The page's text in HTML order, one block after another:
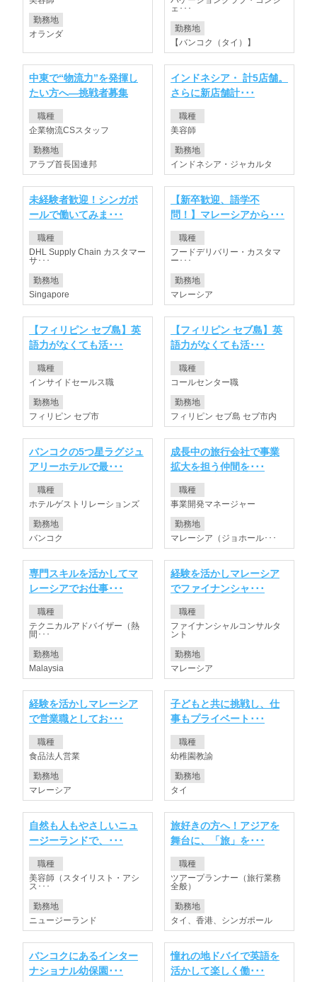
勤務地
オランダ
ェ･･･
勤務地
【バンコク（タイ）】
中東で“物流力”を発揮し
たい方へ—挑戦者募集
職種
企業物流CSスタッフ
勤務地
アラブ首長国連邦
インドネシア・ 計5店舗。
さらに新店舗計･･･
職種
美容師
勤務地
インドネシア・ジャカルタ
未経験者歓迎！シンガポ
ールで働いてみま･･･
職種
DHL Supply Chain カスタマー
サ･･･
勤務地
Singapore
【新卒歓迎、語学不
問！】マレーシアから･･･
職種
フードデリバリー・カスタマ
ー･･･
勤務地
マレーシア
【フィリピン セブ島】英
語力がなくても活･･･
職種
インサイドセールス職
勤務地
フィリピン セブ市
【フィリピン セブ島】英
語力がなくても活･･･
職種
コールセンター職
勤務地
フィリピン セブ島 セブ市内
バンコクの5つ星ラグジュ
アリーホテルで最･･･
職種
ホテルゲストリレーションズ
勤務地
バンコク
成長中の旅行会社で事業
拡大を担う仲間を･･･
職種
事業開発マネージャー
勤務地
マレーシア（ジョホール･･･
専門スキルを活かしてマ
レーシアでお仕事･･･
職種
テクニカルアドバイザー（熱
間･･･
勤務地
Malaysia
経験を活かしマレーシア
でファイナンシャ･･･
職種
ファイナンシャルコンサルタ
ント
勤務地
マレーシア
経験を活かしマレーシア
で営業職としてお･･･
職種
食品法人営業
勤務地
マレーシア
子どもと共に挑戦し、仕
事もプライベート･･･
職種
幼稚園教諭
勤務地
タイ
自然も人もやさしいニュ
ージーランドで、･･･
職種
美容師（スタイリスト・アシ
ス･･･
勤務地
ニュージーランド
旅好きの方へ！アジアを
舞台に、「旅」を･･･
職種
ツアープランナー（旅行業務
全般）
勤務地
タイ、香港、シンガポール
バンコクにあるインター
ナショナル幼保園･･･
憧れの地ドバイで英語を
活かして楽しく働･･･